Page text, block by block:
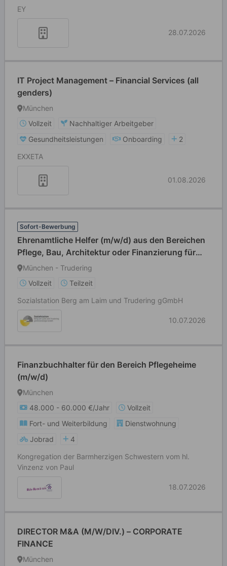
EY
28.07.2026
IT Project Management – Financial Services (all
genders)
München
Vollzeit
Nachhaltiger Arbeitgeber
Gesundheitsleistungen
Onboarding
2
EXXETA
01.08.2026
Sofort-Bewerbung
Ehrenamtliche Helfer (m/w/d) aus den Bereichen
Pflege, Bau, Architektur oder Finanzierung für
den Aufbau und die Finanzierung des Projekts
München - Trudering
Vollzeit
Teilzeit
Sozialstation Berg am Laim und Trudering gGmbH
10.07.2026
Finanzbuchhalter für den Bereich Pflegeheime
(m/w/d)
München
48.000 - 60.000 €/Jahr
Vollzeit
Fort- und Weiterbildung
Dienstwohnung
Jobrad
4
Kongregation der Barmherzigen Schwestern vom hl.
Vinzenz von Paul
18.07.2026
DIRECTOR M&A (M/W/DIV.) – CORPORATE
FINANCE
München